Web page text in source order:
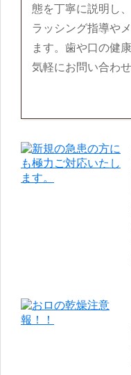
態を丁寧に説明し
ラッシング指導や
ます。歯や口の健
気軽にお問い合わせ
院長